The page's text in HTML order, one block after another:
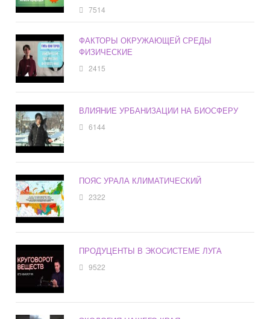
7514
ФАКТОРЫ ОКРУЖАЮЩЕЙ СРЕДЫ
ФИЗИЧЕСКИЕ
2415
ВЛИЯНИЕ УРБАНИЗАЦИИ НА БИОСФЕРУ
6144
ПОЯС УРАЛА КЛИМАТИЧЕСКИЙ
2322
ПРОДУЦЕНТЫ В ЭКОСИСТЕМЕ ЛУГА
9522